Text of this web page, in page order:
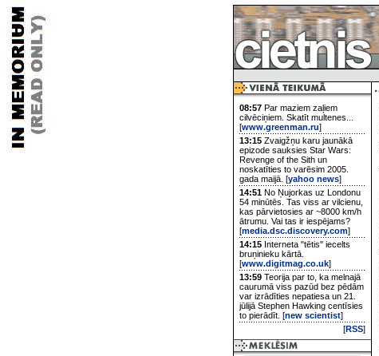
08:57 Par maziem zaļiem
cilvēciņiem. Skatīt multenes...
[www.greenman.ru]
13:15 Zvaigžņu karu jaunākā
epizode sauksies Star Wars:
Revenge of the Sith un
noskatīties to varēsim 2005.
gada maijā. [yahoo news]
14:51 No Ņujorkas uz Londonu
54 minūtēs. Tas viss ar vilcienu,
kas pārvietosies ar ~8000 km/h
ātrumu. Vai tas ir iespējams?
[media.dsc.discovery.com]
14:15 Interneta "tētis" iecelts
bruņinieku kārtā.
[www.digitmag.co.uk]
13:59 Teorija par to, ka melnajā
caurumā viss pazūd bez pēdām
var izrādīties nepatiesa un 21.
jūlijā Stephen Hawking centīsies
to pierādīt. [new scientist]
[RSS]